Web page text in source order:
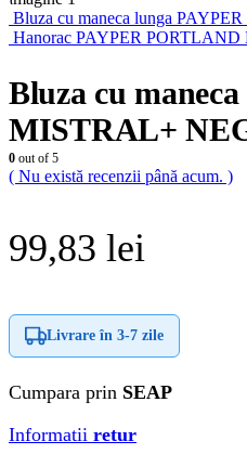
Bluza cu maneca lunga
Hanorac PAYPER
Bluza cu
MISTRAL+
0 out of 5
( Nu există recenzii până acum. )
99,83 lei
Livrare în 3-7 zile
Cumpara prin SEAP
Informatii retur